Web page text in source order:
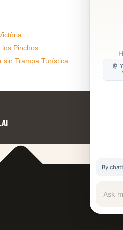
los Pinchos
sin Trampa Turística
🤖
By